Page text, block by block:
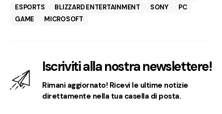
ESPORTS
BLIZZARD ENTERTAINMENT SONY
PC
GAME
MICROSOFT
Iscriviti alla nostra newslettere!
Rimani aggiornato! Ricevi le ultime notizie
direttamente nella tua casella di posta.